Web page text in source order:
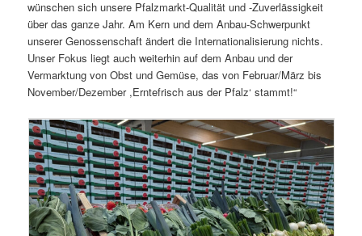
wünschen sich unsere Pfalzmarkt-Qualität und -Zuverlässigkeit
über das ganze Jahr. Am Kern und dem Anbau-Schwerpunkt
unserer Genossenschaft ändert die Internationalisierung nichts.
Unser Fokus liegt auch weiterhin auf dem Anbau und der
Vermarktung von Obst und Gemüse, das von Februar/März bis
November/Dezember ,Erntefrisch aus der Pfalz‘ stammt!“